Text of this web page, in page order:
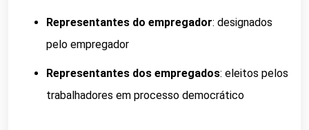
Representantes do empregador: designados
pelo empregador
Representantes dos empregados: eleitos pelos
trabalhadores em processo democrático